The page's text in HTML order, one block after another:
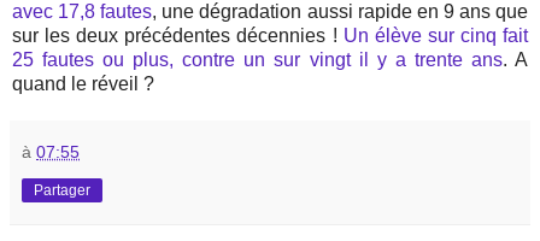
avec 17,8 fautes, une dégradation aussi rapide en 9 ans que
sur les deux précédentes décennies ! Un élève sur cinq fait
25 fautes ou plus, contre un sur vingt il y a trente ans. A
quand le réveil ?
à 07:55
Partager